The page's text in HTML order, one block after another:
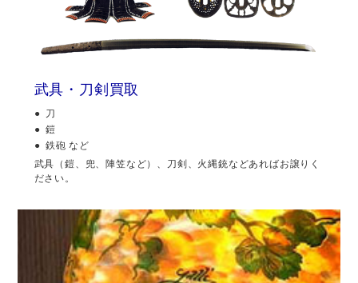
武具・刀剣買取
刀
鎧
鉄砲 など
武具（鎧、兜、陣笠など）、刀剣、火縄銃などあればお譲りく
ださい。